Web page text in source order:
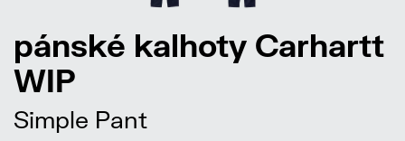
pánské kalhoty Carhartt
WIP
Simple Pant